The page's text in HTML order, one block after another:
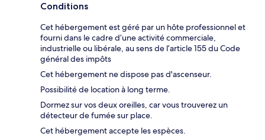
Conditions
Cet hébergement est géré par un hôte professionnel et
fourni dans le cadre d’une activité commerciale,
industrielle ou libérale, au sens de l’article 155 du Code
général des impôts
Cet hébergement ne dispose pas d'ascenseur.
Possibilité de location à long terme.
Dormez sur vos deux oreilles, car vous trouverez un
détecteur de fumée sur place.
Cet hébergement accepte les espèces.